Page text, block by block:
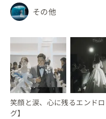
その他
笑顔と涙、心に残るエンド
グ】